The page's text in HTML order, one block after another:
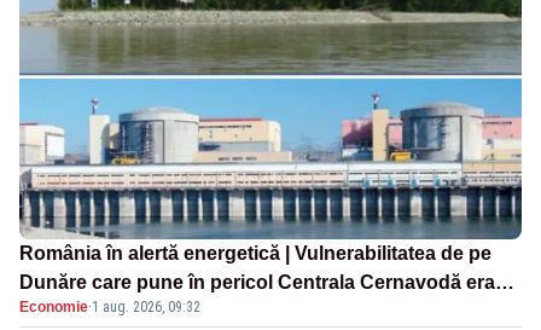
România în alertă energetică | Vulnerabilitatea de pe
Dunăre care pune în pericol Centrala Cernavodă era
cunoscută de pe vremea lui Ceaușescu
Economie·1 aug. 2026, 09:32